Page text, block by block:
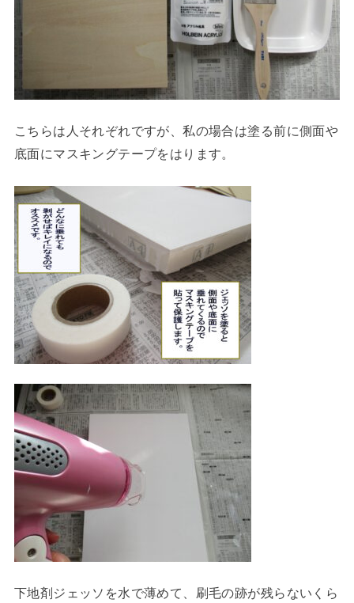
こちらは人それぞれですが、私の場合は塗る前に側面や
底面にマスキングテープをはります。
下地剤ジェッソを水で薄めて、刷毛の跡が残らないくら